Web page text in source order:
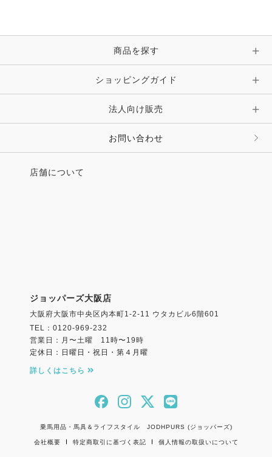
時計・財布・キーケース・革小物
キーホルダー・チャーム・ストラップ
その他 ファッション雑貨
ピン・ブローチ・コサージュ
その他 アクセサリー
商品を探す
ショッピングガイド
法人向け販売
お問い合わせ
店舗について
ジョッパーズ大阪店
大阪府大阪市中央区内本町1-2-11 ウタカビル6階601
TEL：0120-969-232
営業日：月〜土曜 11時〜19時
定休日：日曜日・祝日・第４月曜
詳しくはこちら
乗馬用品・馬具＆ライフスタイル JODHPURS (ジョッパーズ)
会社概要 特定商取引に基づく表記 個人情報の取扱いについて